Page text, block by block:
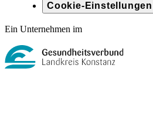
Cookie-Einstellungen
Ein Unternehmen im